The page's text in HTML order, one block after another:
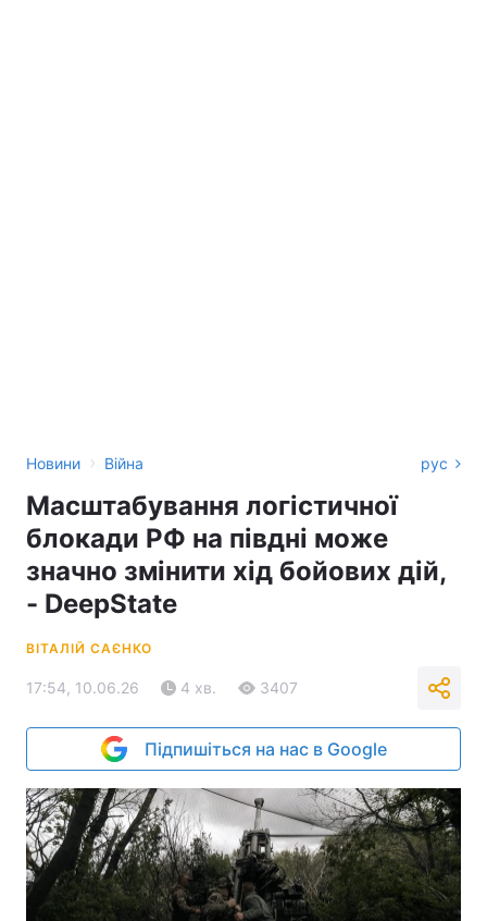
Новини › Війна рус
Масштабування логістичної
блокади РФ на півдні може
значно змінити хід бойових дій,
- DeepState
ВІТАЛІЙ САЄНКО
17:54, 10.06.26 4 хв. 3407
Підпишіться на нас в Google